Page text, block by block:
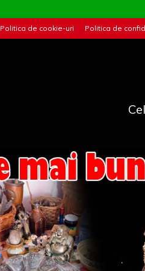
Politica de cookie-uri Politica de